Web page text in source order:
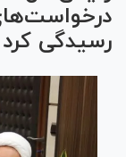
رسیدگی کرد